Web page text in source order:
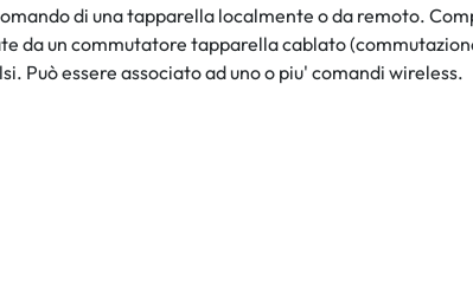
di una tapparella localmente o da remoto.
da un commutatore tapparella cablato
Può essere associato ad uno o piu' comandi wireless.